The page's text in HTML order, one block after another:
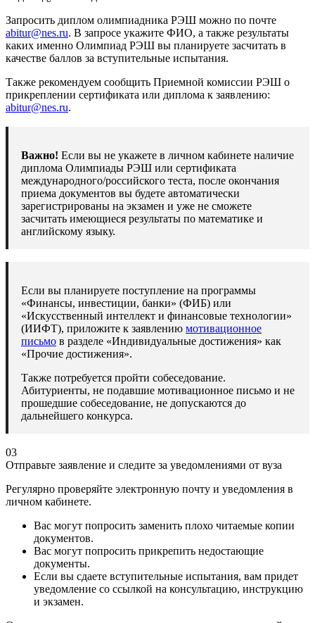
Запросить диплом олимпиадника РЭШ можно по почте
abitur@nes.ru. В запросе укажите ФИО, а также результаты
каких именно Олимпиад РЭШ вы планируете засчитать в
качестве баллов за вступительные испытания.
Также рекомендуем сообщить Приемной комиссии РЭШ о
прикреплении сертификата или диплома к заявлению:
abitur@nes.ru.
Важно! Если вы не укажете в личном кабинете наличие
диплома Олимпиады РЭШ или сертификата
международного/российского теста, после окончания
приема документов вы будете автоматически
зарегистрированы на экзамен и уже не сможете
засчитать имеющиеся результаты по математике и
английскому языку.
Если вы планируете поступление на программы
«Финансы, инвестиции, банки» (ФИБ) или
«Искусственный интеллект и финансовые технологии»
(ИИФТ), приложите к заявлению мотивационное
письмо в разделе «Индивидуальные достижения» как
«Прочие достижения».
Также потребуется пройти собеседование.
Абитуриенты, не подавшие мотивационное письмо и не
прошедшие собеседование, не допускаются до
дальнейшего конкурса.
03
Отправьте заявление и следите за уведомлениями от вуза
Регулярно проверяйте электронную почту и уведомления в
личном кабинете.
Вас могут попросить заменить плохо читаемые копии
документов.
Вас могут попросить прикрепить недостающие
документы.
Если вы сдаете вступительные испытания, вам придет
уведомление со ссылкой на консультацию, инструкцию
и экзамен.